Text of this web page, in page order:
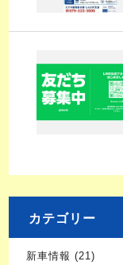
カテゴリー
新車情報 (21)